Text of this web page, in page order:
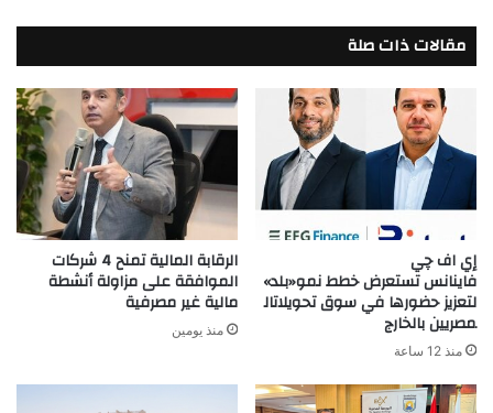
الاعلي
طلبا
بالسوق
مقالات ذات صلة
إي اف چي
فاينانس تستعرض خطط نمو«بلد»
لتعزيز حضورها في سوق تحويلاتال
مصريين بالخارج
منذ 12 ساعة
الرقابة المالية تمنح 4 شركات
الموافقة على مزاولة أنشطة
مالية غير مصرفية
منذ يومين